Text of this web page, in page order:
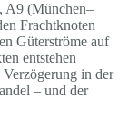
A9 (München–
Frachtknoten
Güterströme auf
entstehen
in der
– und der